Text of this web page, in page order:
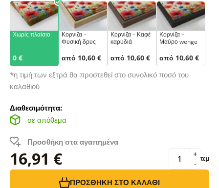
Χωρίς πλαίσιο
0 €
Κορνίζα –
Φυσική δρυς
από 10,60 €
Κορνίζα – Καφέ
καρυδιά
από 10,60 €
Κορνίζα –
Μαύρο wenge
από 10,60 €
*η τιμή των εξτρά θα προστεθεί στο συνολικό ποσό του
καλαθιού
Διαθεσιμότητα:
σε απόθεμα
Προσθήκη στα αγαπημένα
16,91 € -
+ τεμ
ΠΡΟΣΘΉΚΗ ΣΤΟ ΚΑΛΆΘΙ